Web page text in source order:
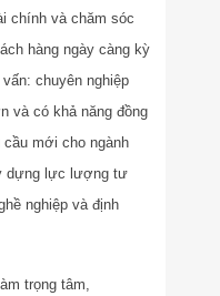
chính và chăm sóc
hàng ngày càng kỳ
chuyên nghiệp
và có khả năng đồng
cầu mới cho ngành
dựng lực lượng tư
nghiệp và định
trọng tâm,